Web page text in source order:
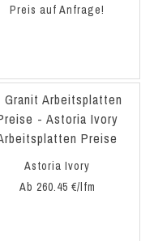
Preis auf Anfrage!
Astoria Ivory
Ab 260.45 €/lfm